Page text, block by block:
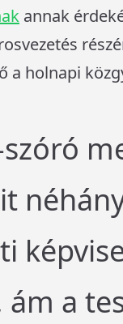
annak
holnapi
a